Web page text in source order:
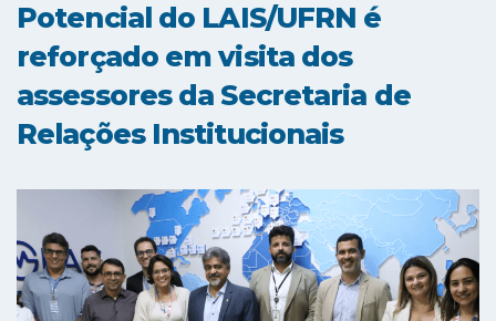
Potencial do LAIS/UFRN é
reforçado em visita dos
assessores da Secretaria de
Relações Institucionais